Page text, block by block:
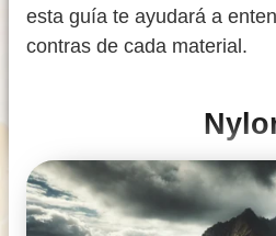
esta guía te ayudará a
contras de cada material.